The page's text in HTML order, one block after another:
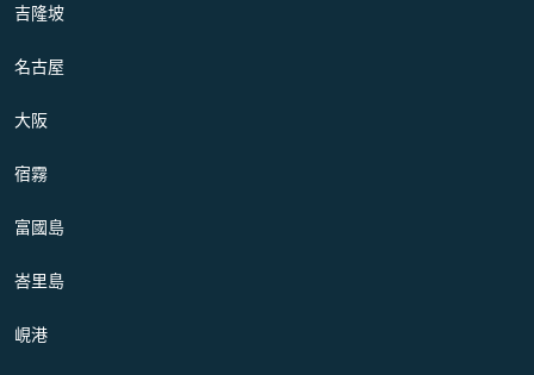
吉隆坡
名古屋
大阪
宿霧
富國島
峇里島
峴港